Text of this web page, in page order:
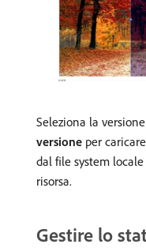
Seleziona la
versione per
dal file system
risorsa.
Gestire lo